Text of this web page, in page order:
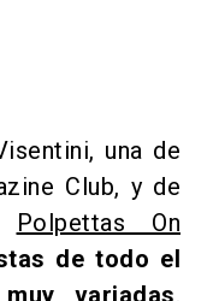
una de
Club, y de
Polpettas On
de todo el